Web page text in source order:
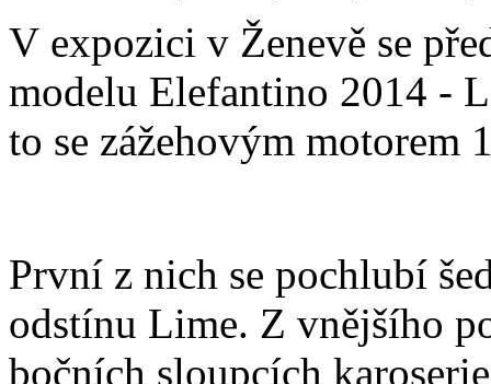
V expozici v Ženevě se
modelu Elefantino 2014 -
to se zážehovým motorem
První z nich se pochlubí
odstínu Lime. Z vnějšího
bočních sloupcích